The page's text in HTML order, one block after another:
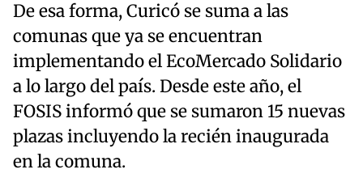
De esa forma, Curicó se suma a las
comunas que ya se encuentran
implementando el EcoMercado Solidario
a lo largo del país. Desde este año, el
FOSIS informó que se sumaron 15 nuevas
plazas incluyendo la recién inaugurada
en la comuna.